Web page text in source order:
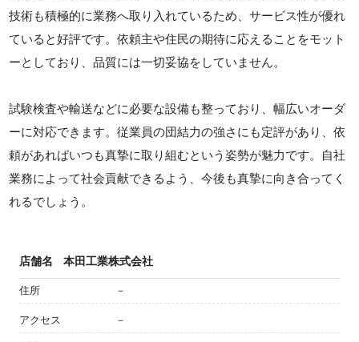
技術も積極的に業務へ取り入れているため、サービス性が優れ
ていると好評です。依頼主や住民の期待に応えることをモット
ーとしており、品質には一切妥協をしていません。
試験検査や輸送などに必要な設備も整っており、幅広いオーダ
ーに対応できます。従業員の団結力の強さにも定評があり、依
頼があればいつも真摯に取り組むという姿勢が魅力です。自社
業務によって社会貢献できるよう、今後も真摯に向き合ってく
れるでしょう。
店舗名 本田工業株式会社
住所 －
アクセス －